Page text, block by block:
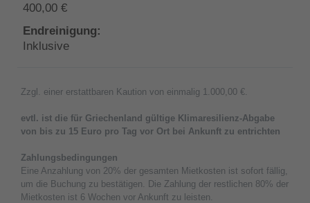
400,00 €
Inklusive
Zzgl. einer erstattbaren Kaution von einmalig 1.000,00 €.
evtl. ist die für Griechenland gültige Klimaresilienz-Abgabe
von bis zu 15 Euro pro Tag vor Ort bei Ankunft zu entrichten
Zahlungsbedingungen
Eine Anzahlung von 20% der gesamten Mietkosten ist sofort fällig,
um die Buchung zu bestätigen. Die Zahlung der restlichen 80% der
Mietkosten ist 6 Wochen vor Ankunft zu leisten.